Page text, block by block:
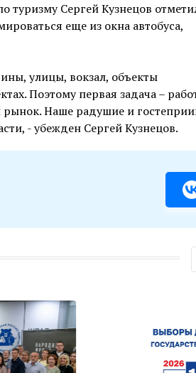
туризму Сергей Кузнецов
еще из окна автобуса,
улицы, вокзал, объекты
Поэтому первая задача –
Наше радушие и
- убежден Сергей Кузнецов.